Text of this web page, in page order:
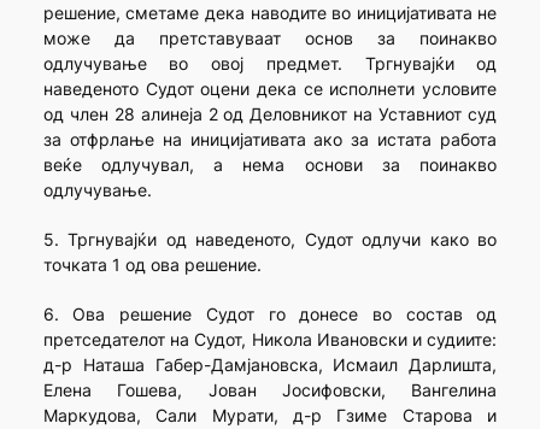
решение, сметаме дека наводите во иницијативата не
може да претставуваат основ за поинакво
одлучување во овој предмет. Тргнувајќи од
наведеното Судот оцени дека се исполнети условите
од член 28 алинеја 2 од Деловникот на Уставниот суд
за отфрлање на иницијативата ако за истата работа
веќе одлучувал, а нема основи за поинакво
одлучување.
5. Тргнувајќи од наведеното, Судот одлучи како во
точката 1 од ова решение.
6. Ова решение Судот го донесе во состав од
претседателот на Судот, Никола Ивановски и судиите:
д-р Наташа Габер-Дамјановска, Исмаил Дарлишта,
Елена Гошева, Јован Јосифовски, Вангелина
Маркудова, Сали Мурати, д-р Гзиме Старова и